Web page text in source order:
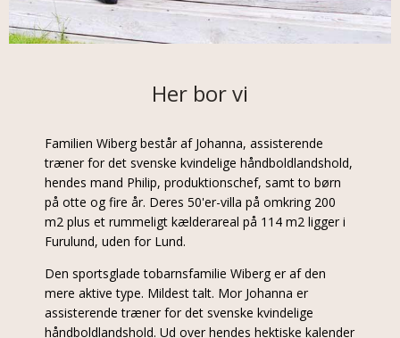
Her bor vi
Familien Wiberg består af Johanna, assisterende
træner for det svenske kvindelige håndboldlandshold,
hendes mand Philip, produktionschef, samt to børn
på otte og fire år. Deres 50'er-villa på omkring 200
m2 plus et rummeligt kælderareal på 114 m2 ligger i
Furulund, uden for Lund.
Den sportsglade tobarnsfamilie Wiberg er af den
mere aktive type. Mildest talt. Mor Johanna er
assisterende træner for det svenske kvindelige
håndboldlandshold. Ud over hendes hektiske kalender